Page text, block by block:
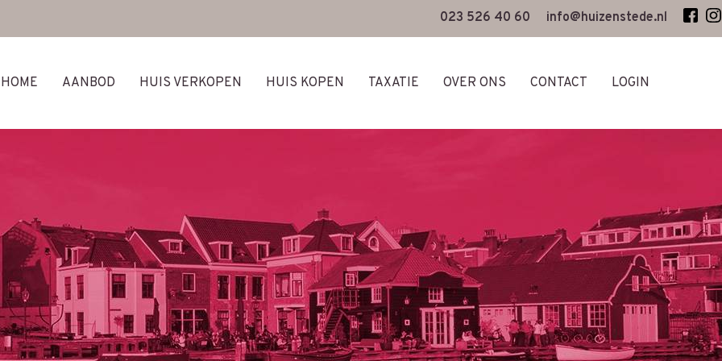
023 526 40 60 info@huizenstede.nl
HOME AANBOD HUIS VERKOPEN HUIS KOPEN TAXATIE OVER ONS CONTACT LOGIN